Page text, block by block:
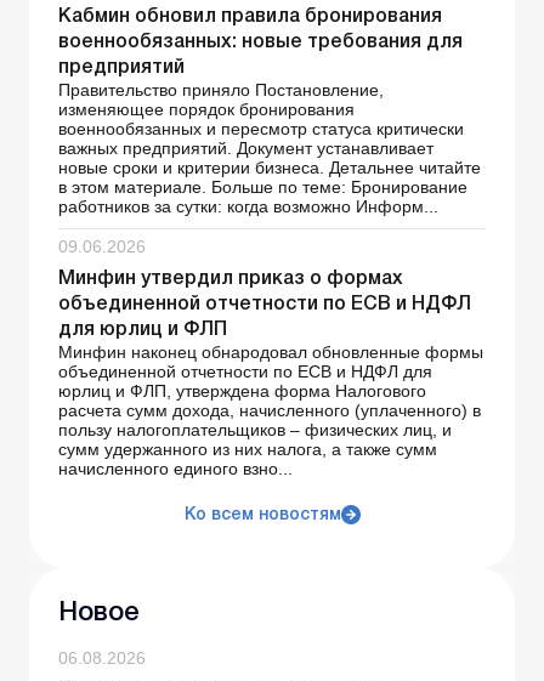
Кабмин обновил правила бронирования
военнообязанных: новые требования для
предприятий
Правительство приняло Постановление,
изменяющее порядок бронирования
военнообязанных и пересмотр статуса критически
важных предприятий. Документ устанавливает
новые сроки и критерии бизнеса. Детальнее читайте
в этом материале. Больше по теме: Бронирование
работников за сутки: когда возможно Информ...
09.06.2026
Минфин утвердил приказ о формах
объединенной отчетности по ЕСВ и НДФЛ
для юрлиц и ФЛП
Минфин наконец обнародовал обновленные формы
объединенной отчетности по ЕСВ и НДФЛ для
юрлиц и ФЛП, утверждена форма Налогового
расчета сумм дохода, начисленного (уплаченного) в
пользу налогоплательщиков – физических лиц, и
сумм удержанного из них налога, а также сумм
начисленного единого взно...
Ко всем новостям
Новое
06.08.2026